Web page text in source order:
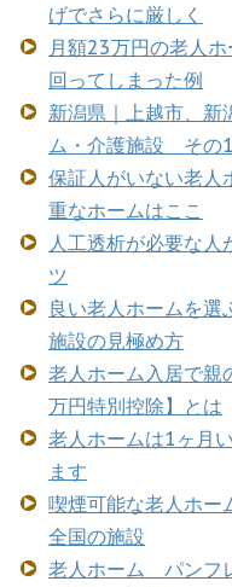
げでさらに厳しく
月額23万円の老人
回ってしまった例
新潟県｜上越市、新
ム・介護施設 その1
保証人がいない老
重なホームはここ
人工透析が必要な
ツ
良い老人ホームを
施設の見極め方
老人ホーム入居で親
万円特別控除】とは
老人ホームは1ヶ月
ます
喫煙可能な老人ホ
全国の施設
老人ホーム パンフ